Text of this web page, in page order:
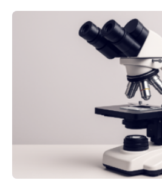
Schlaganfall“ mit Sitz in
Schlaganfallforschung, um die
Betroffenen zu verbessern. Dazu
diesem Jahr wieder
Preis aus. Er richtet sich gezielt an
Forscherinnen und Forscher unter
werden soll eine herausragende
hochrangige wissenschaftliche